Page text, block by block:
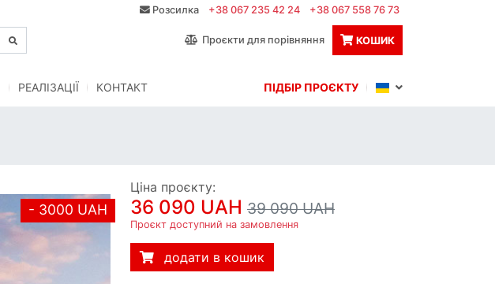
Розсилка +38 067 235 42 24 +38 067 558 76 73
Проєкти для порівняння КОШИК
РЕАЛІЗАЦІЇ КОНТАКТ ПІДБІР ПРОЄКТУ
- 3000 UAH
Ціна проєкту:
36 090 UAH 39 090 UAH
Проєкт доступний на замовлення
додати в кошик